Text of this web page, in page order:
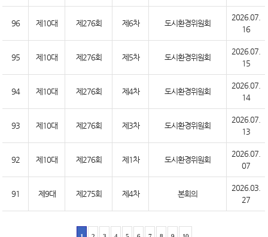
96 제10대 제276회 제6차 도시환경위원회
2026.07.
16
95 제10대 제276회 제5차 도시환경위원회
2026.07.
15
94 제10대 제276회 제4차 도시환경위원회
2026.07.
14
93 제10대 제276회 제3차 도시환경위원회
2026.07.
13
92 제10대 제276회 제1차 도시환경위원회
2026.07.
07
91 제9대 제275회 제4차 본회의
2026.03.
27